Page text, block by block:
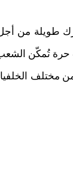
من أجل
تُمكّن الشعب
مختلف